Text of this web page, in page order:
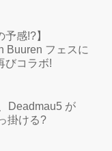
感!?】
Buuren フェスに
びコラボ!
Deadmau5 が
掛ける?